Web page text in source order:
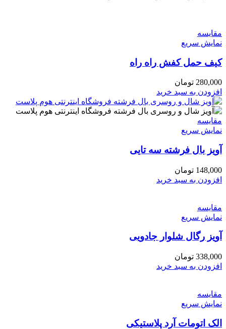
مقايسه
نمایش سریع
کیف حمل کفش راه راه
280,000 تومان
افزودن به سبد خرید
مقايسه
نمایش سریع
آویز بال فرشته سه تایی
148,000 تومان
افزودن به سبد خرید
مقايسه
نمایش سریع
آویز رگال شلوار جادویی
338,000 تومان
افزودن به سبد خرید
مقايسه
نمایش سریع
الک اتومات آرد پلاستیکی